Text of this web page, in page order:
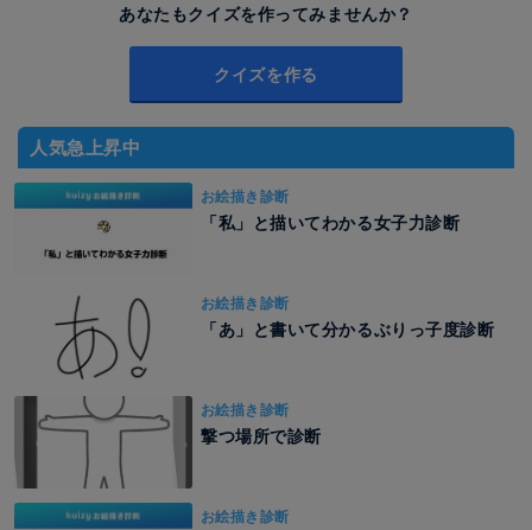
あなたもクイズを作ってみませんか？
クイズを作る
人気急上昇中
お絵描き診断
「私」と描いてわかる女子力診断
お絵描き診断
「あ」と書いて分かるぶりっ子度診断
お絵描き診断
撃つ場所で診断
お絵描き診断